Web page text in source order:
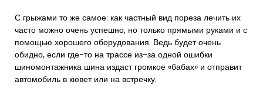
С грыжами то же самое: как частный вид пореза лечить их
часто можно очень успешно, но только прямыми руками и с
помощью хорошего оборудования. Ведь будет очень
обидно, если где-то на трассе из-за одной ошибки
шиномонтажника шина издаст громкое «бабах» и отправит
автомобиль в кювет или на встречку.